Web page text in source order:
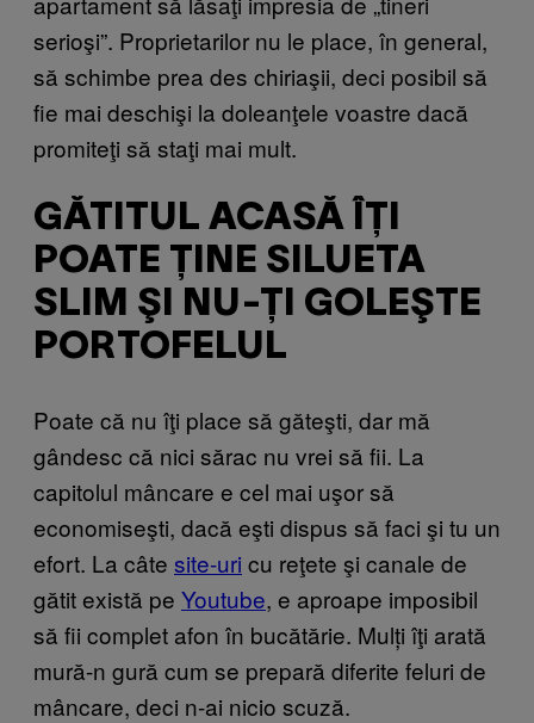
serioşi”. Proprietarilor nu le place, în general,
să schimbe prea des chiriaşii, deci posibil să
fie mai deschişi la doleanţele voastre dacă
promiteţi să staţi mai mult.
GĂTITUL ACASĂ ÎŢI
POATE ŢINE SILUETA
SLIM ŞI NU-ŢI GOLEŞTE
PORTOFELUL
Poate că nu îţi place să găteşti, dar mă
gândesc că nici sărac nu vrei să fii. La
capitolul mâncare e cel mai uşor să
economiseşti, dacă eşti dispus să faci şi tu un
efort. La câte site-uri cu reţete şi canale de
gătit există pe Youtube, e aproape imposibil
să fii complet afon în bucătărie. Mulți îţi arată
mură-n gură cum se prepară diferite feluri de
mâncare, deci n-ai nicio scuză.